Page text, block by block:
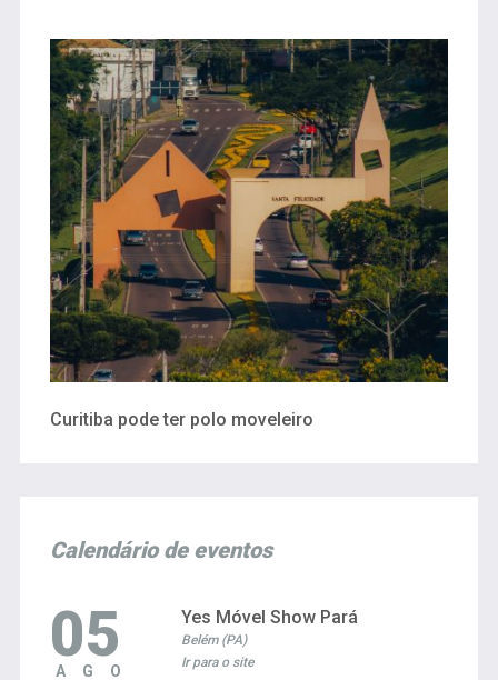
Curitiba pode ter polo moveleiro
Calendário de eventos
05
AGO
Yes Móvel Show Pará
Belém (PA)
Ir para o site